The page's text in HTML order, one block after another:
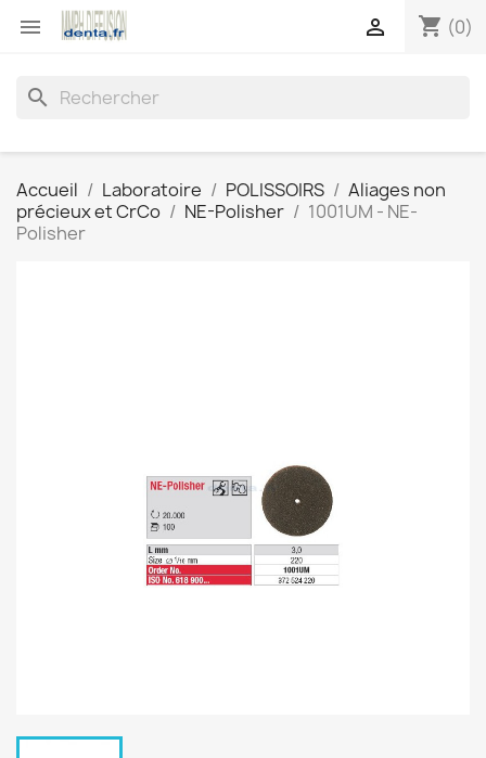
 shopping_cart (0)

search
Accueil Laboratoire POLISSOIRS
Aliages non
précieux et CrCo
NE-Polisher
1001UM - NE-
Polisher